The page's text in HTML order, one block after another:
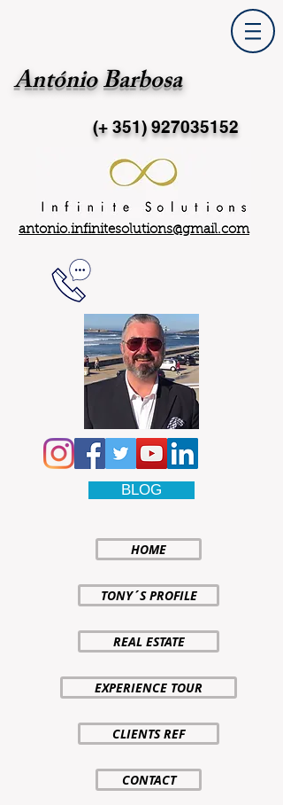
António Barbosa
(+ 351)927035152
antonio.infinitesolutions@gmail.com
BLOG
HOME
TONY´S PROFILE
REAL ESTATE
EXPERIENCE TOUR
CLIENTS REF
CONTACT